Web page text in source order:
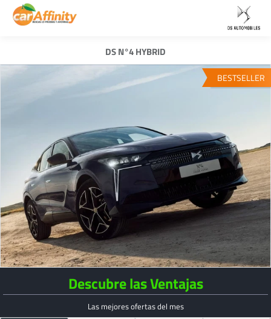
DS N°4 HYBRID
BESTSELLER
Descubre las Ventajas
Las mejores ofertas del mes